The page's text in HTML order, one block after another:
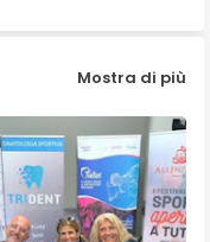
Mostra di più